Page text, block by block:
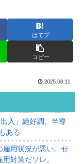
はてブ
コピー
2025.08.11
入」絶好調。半導
ある
雇用状況が悪い。せ
対策だソレ。